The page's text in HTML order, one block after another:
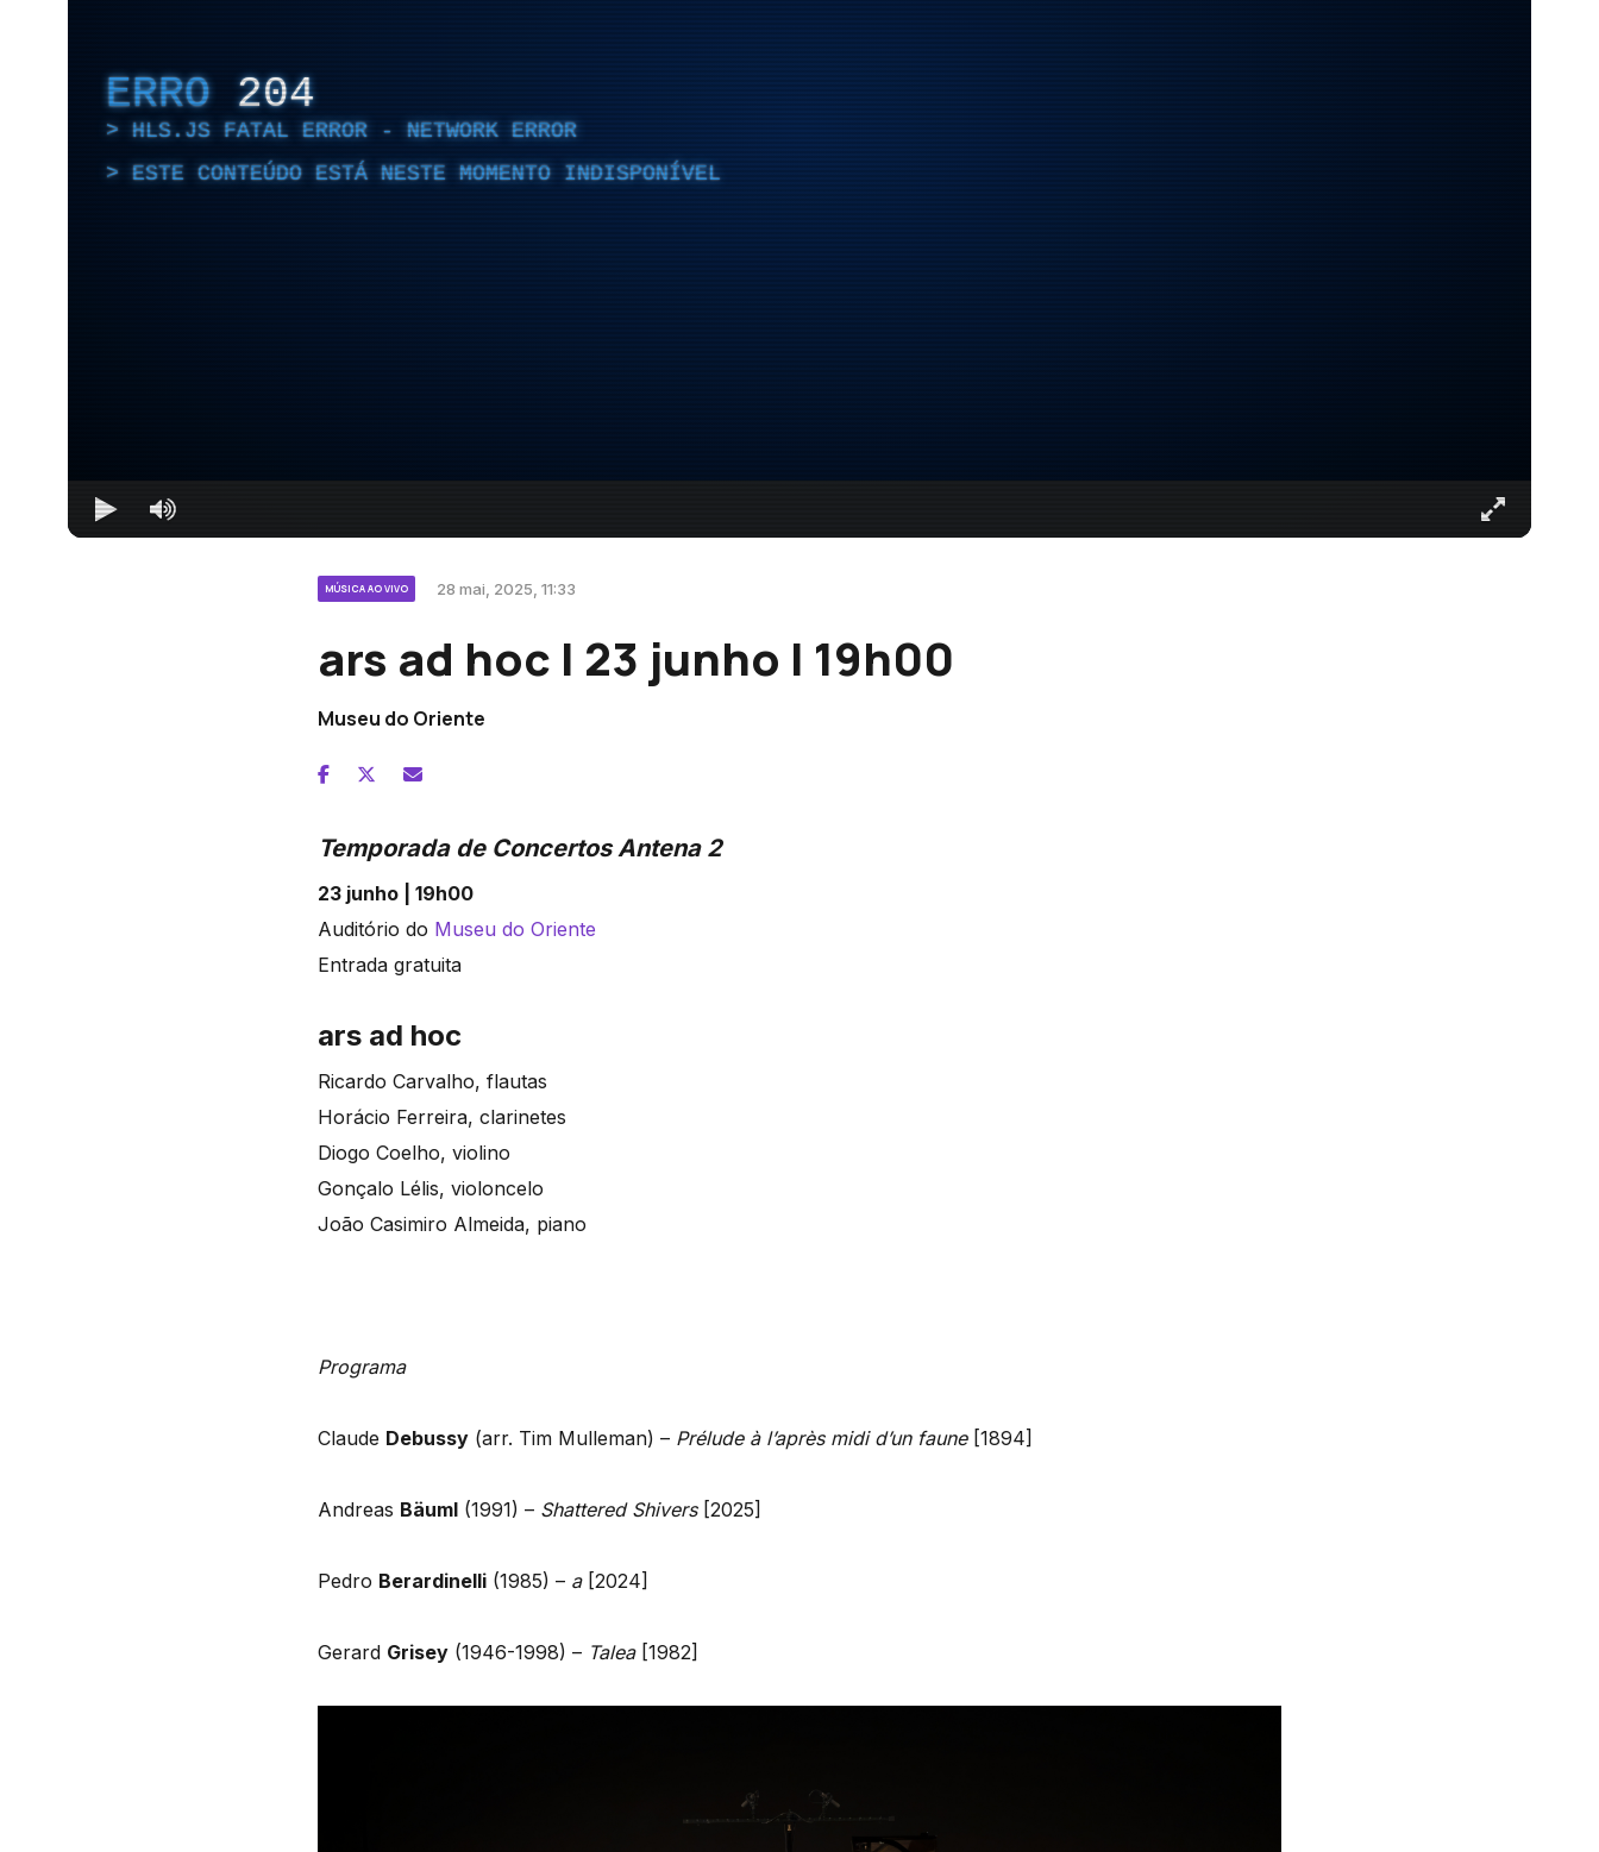
ERRO 204
HLS.JS FATAL ERROR - NETWORK ERROR
ESTE CONTEÚDO ESTÁ NESTE MOMENTO INDISPONÍVEL
MÚSICA AO VIVO 28 mai, 2025, 11:33
ars ad hoc | 23 junho | 19h00
Museu do Oriente
Temporada de Concertos Antena 2
23 junho | 19h00
Auditório do Museu do Oriente
Entrada gratuita
ars ad hoc
Ricardo Carvalho, flautas
Horácio Ferreira, clarinetes
Diogo Coelho, violino
Gonçalo Lélis, violoncelo
João Casimiro Almeida, piano
Programa
Claude Debussy (arr. Tim Mulleman) – Prélude à l’après midi d’un faune[1894]
Andreas Bäuml (1991) – Shattered Shivers[2025]
Pedro Berardinelli (1985) – a[2024]
Gerard Grisey (1946-1998) – Talea[1982]